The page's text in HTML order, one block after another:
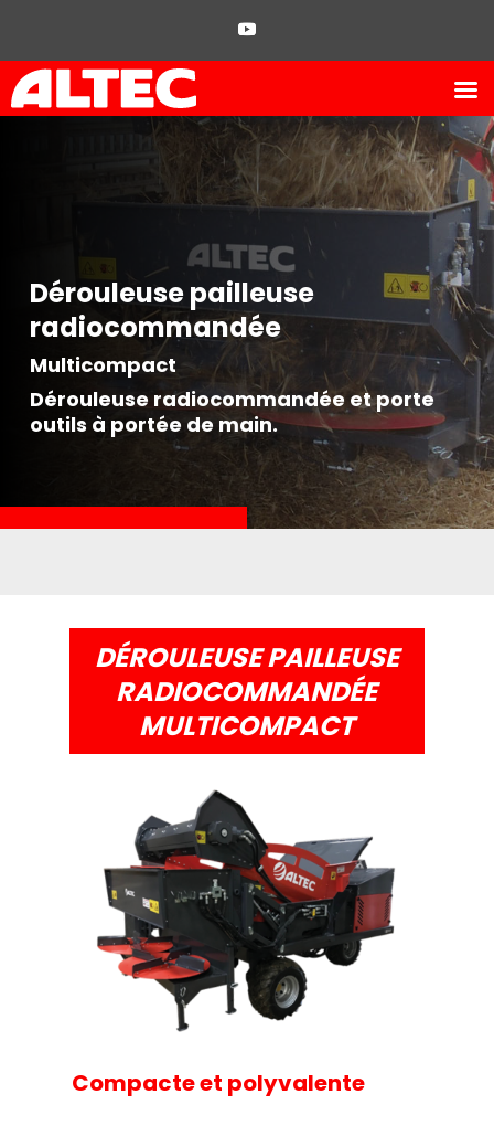
Dérouleuse pailleuse
radiocommandée
Multicompact
Dérouleuse radiocommandée et porte
outils à portée de main.
DÉROULEUSE PAILLEUSE
RADIOCOMMANDÉE
MULTICOMPACT
Compacte et polyvalente